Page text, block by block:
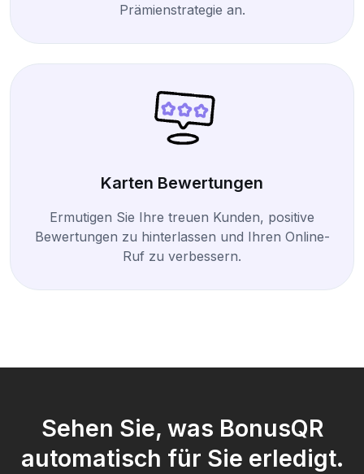
Prämienstrategie an.
Karten Bewertungen
Ermutigen Sie Ihre treuen Kunden, positive
Bewertungen zu hinterlassen und Ihren Online-
Ruf zu verbessern.
Sehen Sie, was BonusQR
automatisch für Sie erledigt.